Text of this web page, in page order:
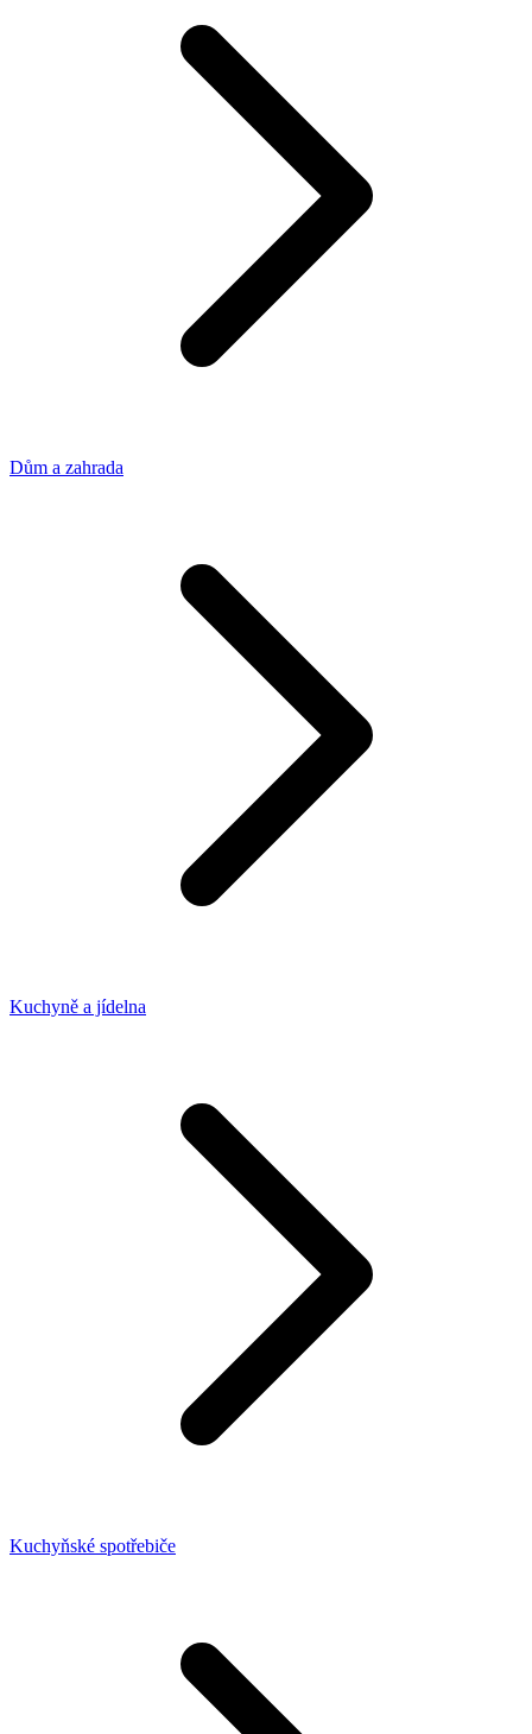
Dům a zahrada
Kuchyně a jídelna
Kuchyňské spotřebiče